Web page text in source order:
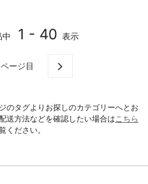
中 1 - 40 表示
ページ目
のタグよりお探しのカテゴリーへとお
送方法などを確認したい場合は こちら
ください。